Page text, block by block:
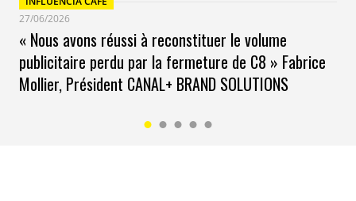
27/06/2026
« Nous avons réussi à reconstituer le volume
publicitaire perdu par la fermeture de C8 » Fabrice
Mollier, Président CANAL+ BRAND SOLUTIONS